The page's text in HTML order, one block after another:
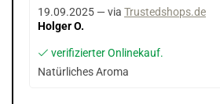
19.09.2025 — via Trustedshops.de
Holger O.
verifizierter Onlinekauf.
Natürliches Aroma